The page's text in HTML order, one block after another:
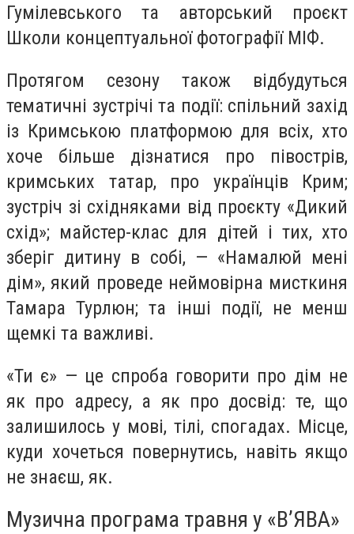
Гумілевського та авторський проєкт
Школи концептуальної фотографії МІФ.
Протягом сезону також відбудуться
тематичні зустрічі та події: спільний захід
із Кримською платформою для всіх, хто
хоче більше дізнатися про півострів,
кримських татар, про українців Крим;
зустріч зі східняками від проєкту «Дикий
схід»; майстер-клас для дітей і тих, хто
зберіг дитину в собі, — «Намалюй мені
дім», який проведе неймовірна мисткиня
Тамара Турлюн; та інші події, не менш
щемкі та важливі.
«Ти є» — це спроба говорити про дім не
як про адресу, а як про досвід: те, що
залишилось у мові, тілі, спогадах. Місце,
куди хочеться повернутись, навіть якщо
не знаєш, як.
Музична програма травня у «В’ЯВА»